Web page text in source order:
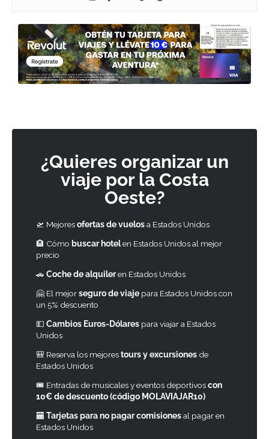
¿Quieres organizar un
viaje por la Costa
Oeste?
🛫 Mejoresofertas de vuelosa Estados Unidos
🏨 Cómo buscar hotelen Estados Unidos al mejor
precio
🚗 Coche de alquileren Estados Unidos
🤗 El mejorseguro de viaje para Estados Unidos con
un 5% descuento
💵 Cambios Euros-Dólares para viajar a Estados
Unidos
🎒 Reserva los mejorestours y excursiones de
Estados Unidos
🎟 Entradas de musicales y eventos deportivoscon
10€ de descuento (código MOLAVIAJAR10)
🏧 Tarjetas para no pagar comisionesal pagar en
Estados Unidos